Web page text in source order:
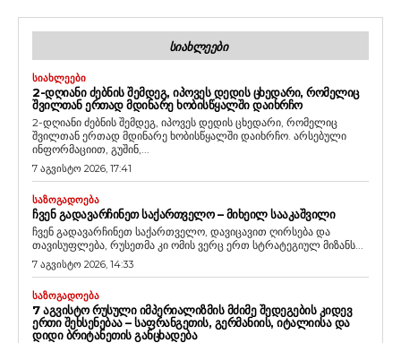
ᲡᲘᲐᲮᲚᲔᲔᲑᲘ
ᲡᲘᲐᲮᲚᲔᲔᲑᲘ
2-ᲓᲦᲘᲐᲜᲘ ᲫᲔᲑᲜᲘᲡ ᲨᲔᲛᲓᲔᲒ, ᲘᲞᲝᲕᲔᲡ ᲓᲔᲓᲘᲡ ᲪᲮᲔᲓᲐᲠᲘ, ᲠᲝᲛᲔᲚᲘᲪ
ᲨᲕᲘᲚᲗᲐᲜ ᲔᲠᲗᲐᲓ ᲛᲓᲘᲜᲐᲠᲔ ᲮᲝᲑᲘᲡᲬᲧᲐᲚᲨᲘ ᲓᲐᲘᲮᲠᲩᲝ
2-დღიანი ძებნის შემდეგ, იპოვეს დედის ცხედარი, რომელიც
შვილთან ერთად მდინარე ხობისწყალში დაიხრჩო. არსებული
ინფორმაციით, გუშინ,...
7 აგვისტო 2026, 17:41
ᲡᲐᲖᲝᲒᲐᲓᲝᲔᲑᲐ
ᲩᲕᲔᲜ ᲒᲐᲓᲐᲕᲐᲠᲩᲘᲜᲔᲗ ᲡᲐᲥᲐᲠᲗᲕᲔᲚᲝ – ᲛᲘᲮᲔᲘᲚ ᲡᲐᲐᲙᲐᲨᲕᲘᲚᲘ
ჩვენ გადავარჩინეთ საქართველო, დავიცავით ღირსება და
თავისუფლება, რუსეთმა კი ომის ვერც ერთ სტრატეგიულ მიზანს...
7 აგვისტო 2026, 14:33
ᲡᲐᲖᲝᲒᲐᲓᲝᲔᲑᲐ
7 ᲐᲒᲕᲘᲡᲢᲝ ᲠᲣᲡᲣᲚᲘ ᲘᲛᲞᲔᲠᲘᲐᲚᲘᲖᲛᲘᲡ ᲛᲫᲘᲛᲔ ᲨᲔᲓᲔᲒᲔᲑᲘᲡ ᲙᲘᲓᲔᲕ
ᲔᲠᲗᲘ ᲨᲔᲮᲡᲔᲜᲔᲑᲐᲐ – ᲡᲐᲤᲠᲐᲜᲒᲔᲗᲘᲡ, ᲒᲔᲠᲛᲐᲜᲘᲘᲡ, ᲘᲢᲐᲚᲘᲘᲡᲐ ᲓᲐ
ᲓᲘᲓᲘ ᲑᲠᲘᲢᲐᲜᲔᲗᲘᲡ ᲒᲐᲜᲪᲮᲐᲓᲔᲑᲐ